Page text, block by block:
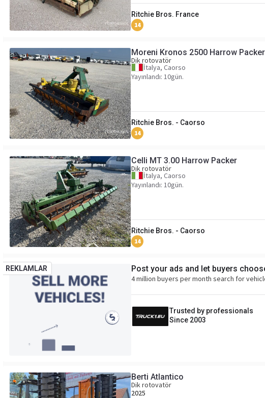
Ritchie Bros. France
14
Moreni Kronos 2500 Harrow Packer
Dik rotovatör
İtalya, Caorso
Yayınlandı: 10gün.
Ritchie Bros. - Caorso
14
Celli MT 3.00 Harrow Packer
Dik rotovatör
İtalya, Caorso
Yayınlandı: 10gün.
Ritchie Bros. - Caorso
14
REKLAMLAR Post your ads and let buyers
4 million buyers per month search for
Trusted by professionals
Since 2003
Berti Atlantico
Dik rotovatör
2025